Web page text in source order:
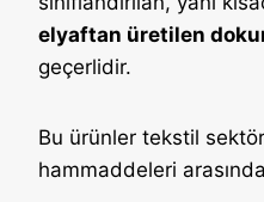
elyaftan üretilen
geçerlidir.
Bu ürünler tekstil
hammaddeleri